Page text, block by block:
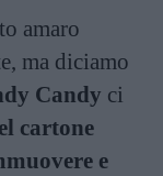
amaro
ma diciamo
Candy ci
cartone
e